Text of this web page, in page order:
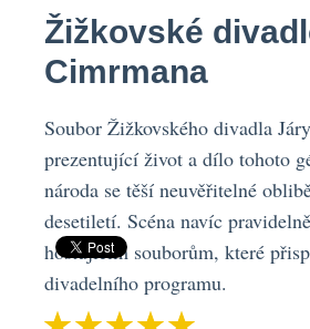
Žižkovské
Cimrmana
Soubor Žižkovského divadla
prezentující život a dílo tohoto
národa se těší neuvěřitelné
desetiletí. Scéna navíc
hostujícím souborům, které
divadelního programu.